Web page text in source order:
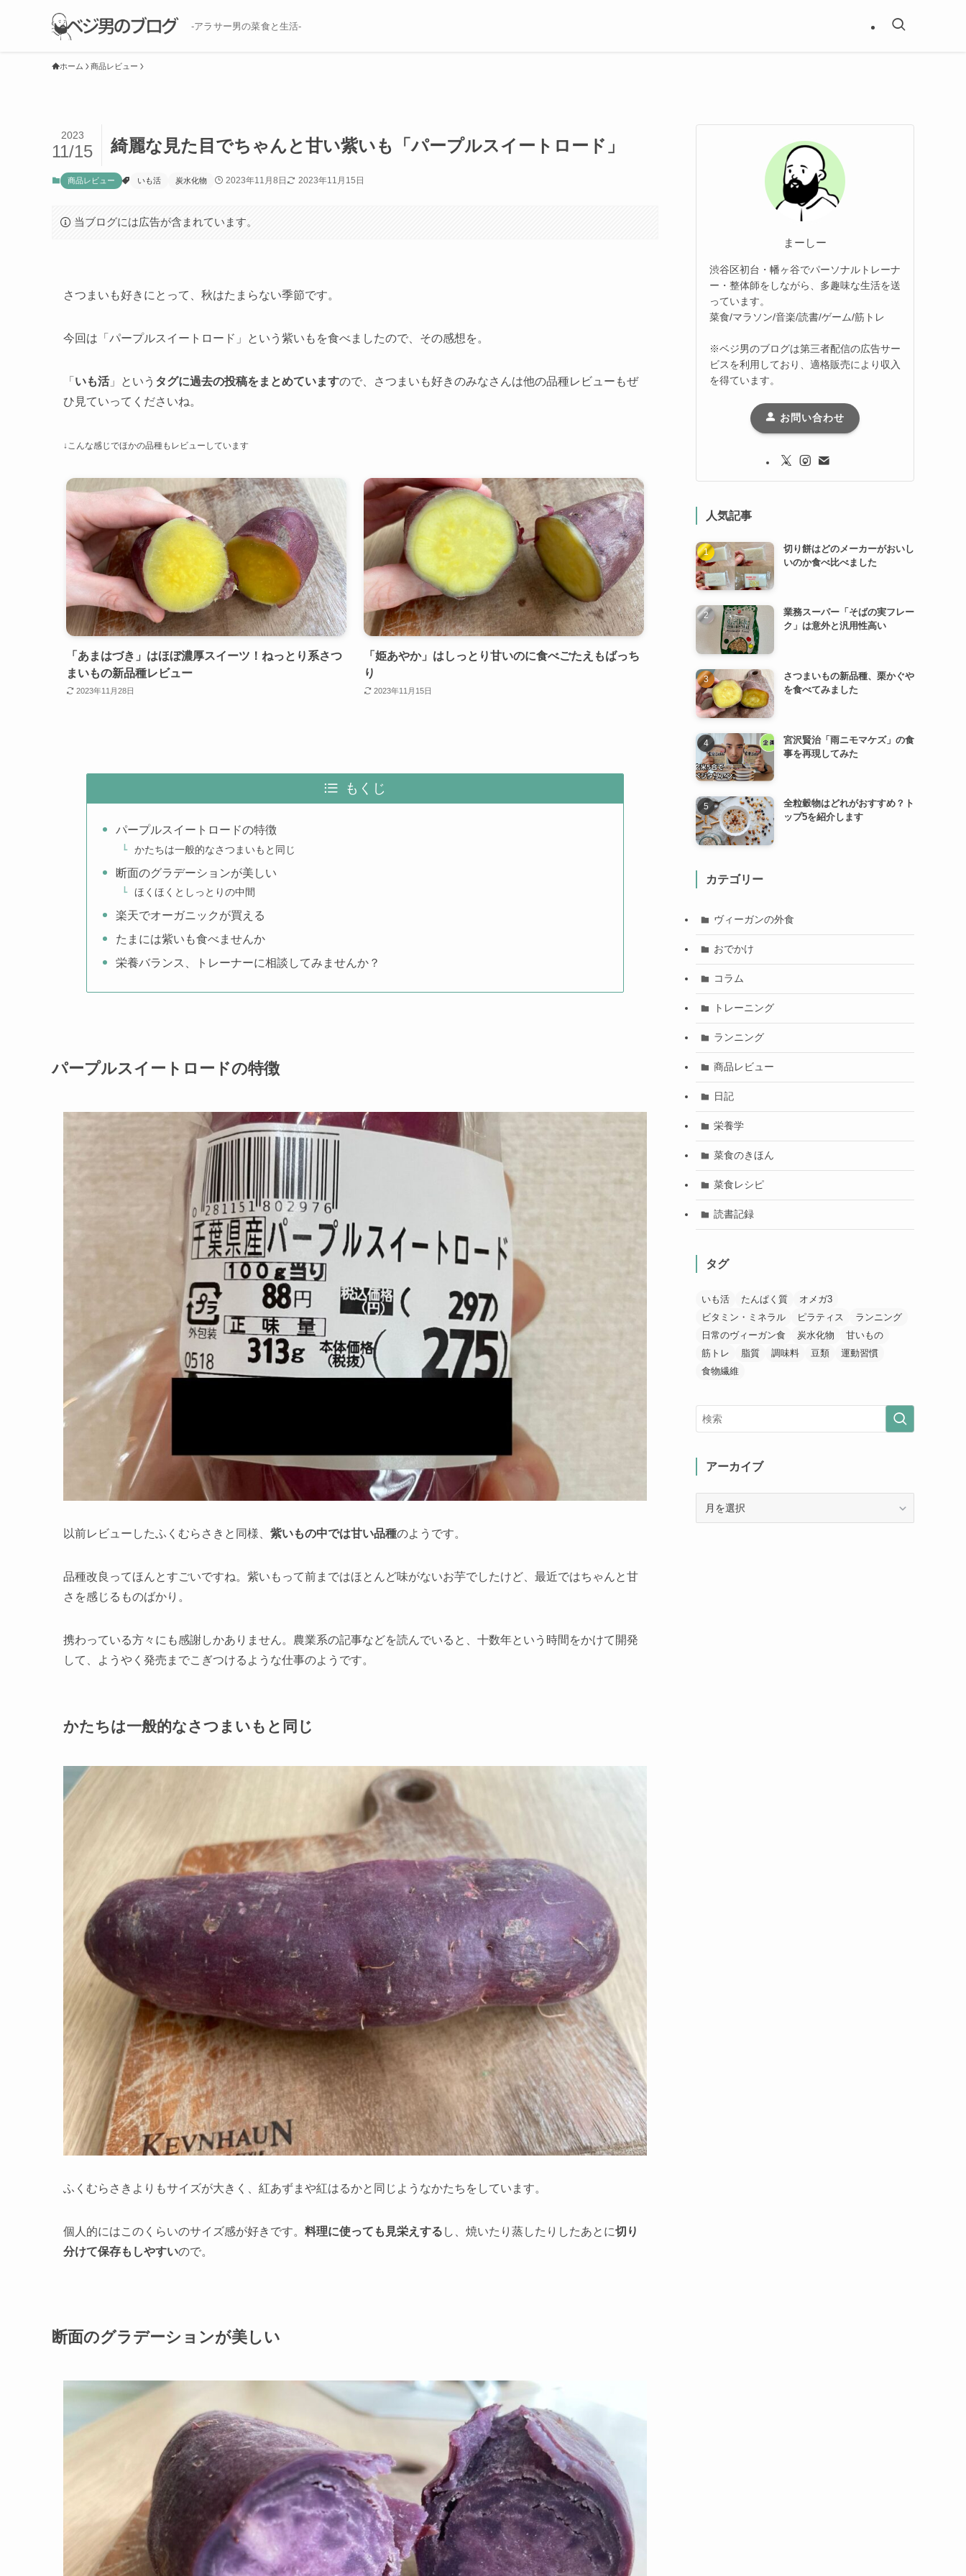
-アラサー男の菜食と生活-
ホーム 商品レビュー
綺麗な見た目でちゃんと甘い紫いも「パープルスイートロード」
2023
11/15
商品レビュー いも活 炭水化物 2023年11月8日 2023年11月15日
当ブログには広告が含まれています。
さつまいも好きにとって、秋はたまらない季節です。
今回は「パープルスイートロード」という紫いもを食べましたので、その感想を。
「 いも活」という タグに過去の投稿をまとめていますので、さつまいも好きのみなさんは他の品種レビューもぜ
ひ見ていってくださいね。
↓こんな感じでほかの品種もレビューしています
「あまはづき」はほぼ濃厚スイーツ！ねっとり系さつ
まいもの新品種レビュー
2023年11月28日
「姫あやか」はしっとり甘いのに食べごたえもばっち
り
2023年11月15日
もくじ
パープルスイートロードの特徴
かたちは一般的なさつまいもと同じ
断面のグラデーションが美しい
ほくほくとしっとりの中間
楽天でオーガニックが買える
たまには紫いも食べませんか
栄養バランス、トレーナーに相談してみませんか？
パープルスイートロードの特徴
以前レビューしたふくむらさきと同様、 紫いもの中では甘い品種のようです。
品種改良ってほんとすごいですね。紫いもって前まではほとんど味がないお芋でしたけど、最近ではちゃんと甘
さを感じるものばかり。
携わっている方々にも感謝しかありません。農業系の記事などを読んでいると、十数年という時間をかけて開発
して、ようやく発売までこぎつけるような仕事のようです。
かたちは一般的なさつまいもと同じ
ふくむらさきよりもサイズが大きく、紅あずまや紅はるかと同じようなかたちをしています。
個人的にはこのくらいのサイズ感が好きです。 料理に使っても見栄えする し、焼いたり蒸したりしたあとに切り
分けて保存もしやすいので。
断面のグラデーションが美しい
まーしー
渋谷区初台・幡ヶ谷でパーソナルトレーナ
ー・整体師をしながら、多趣味な生活を送
っています。
菜食/マラソン/音楽/読書/ゲーム/筋トレ
※ベジ男のブログは第三者配信の広告サー
ビスを利用しており、適格販売により収入
を得ています。
お問い合わせ
人気記事
切り餅はどのメーカーがおいし
いのか食べ比べました
業務スーパー「そばの実フレー
ク」は意外と汎用性高い
さつまいもの新品種、栗かぐや
を食べてみました
宮沢賢治「雨ニモマケズ」の食
事を再現してみた
全粒穀物はどれがおすすめ？ト
ップ5を紹介します
カテゴリー
ヴィーガンの外食
おでかけ
コラム
トレーニング
ランニング
商品レビュー
日記
栄養学
菜食のきほん
菜食レシピ
読書記録
タグ
いも活 たんぱく質
オメガ3
ビタミン・ミネラル
ピラティス
ランニング
日常のヴィーガン食
炭水化物
甘いもの
筋トレ
脂質 調味料 豆類
運動習慣
食物繊維
アーカイブ